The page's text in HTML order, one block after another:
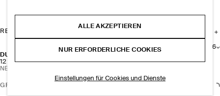
DÜNNE GERIPPTE SOCKEN
12 CHF
NEU
6
GRÖSSE AUSWÄHLEN
RECHTLICHES
ALLE AKZEPTIEREN
NUR ERFORDERLICHE COOKIES
Einstellungen für Cookies und Dienste